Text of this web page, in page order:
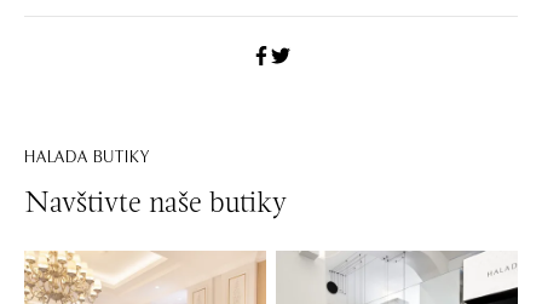
HALADA BUTIKY
Navštivte naše butiky